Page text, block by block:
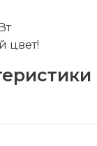
цвет!